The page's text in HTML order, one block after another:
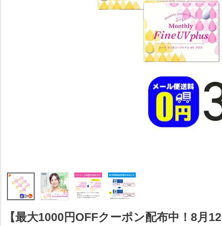
【最大1000円OFFクーポン配布中！8月